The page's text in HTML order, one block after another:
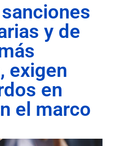
y de
exigen
en
el marco